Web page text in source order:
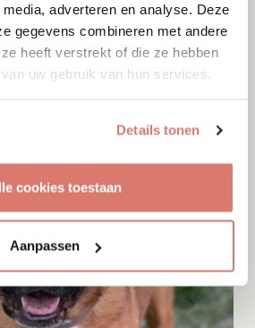
adverteren en analyse. Deze
gegevens combineren met andere
heeft verstrekt of die ze hebben
uw gebruik van hun services.
Details tonen
cookies toestaan
Aanpassen